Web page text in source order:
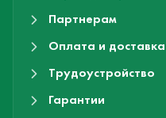
Партнерам
Оплата и доставка
Трудоустройство
Гарантии